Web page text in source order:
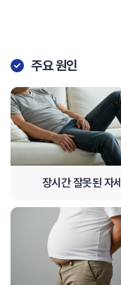
주요 원인
장시간 잘못된 자세